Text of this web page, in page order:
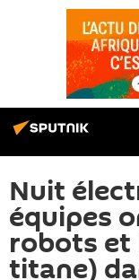
Nuit
équipes
robots et
titane)